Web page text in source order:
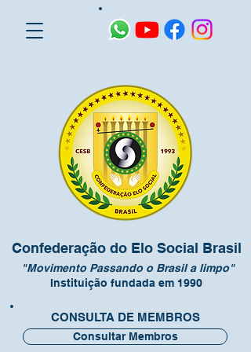
Confederação do Elo Social Brasil
"Movimento Passando o Brasil a limpo"
Instituição fundada em 1990
CONSULTA DE MEMBROS
Consultar Membros